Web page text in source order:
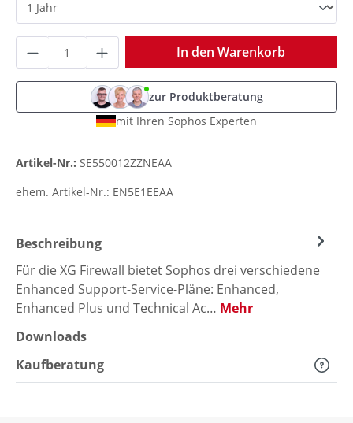
Produkt Anzahl: Gib den gewünschten
In den Warenkorb
zur Produktberatung
mit Ihren Sophos Experten
Artikel-Nr.: SE550012ZZNEAA
ehem. Artikel-Nr.: EN5E1EEAA
Beschreibung
Für die XG Firewall bietet Sophos drei verschiedene
Enhanced Support-Service-Pläne: Enhanced,
Enhanced Plus und Technical Ac… Mehr
Downloads
Kaufberatung